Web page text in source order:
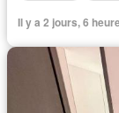
Il y a 2 jours, 6